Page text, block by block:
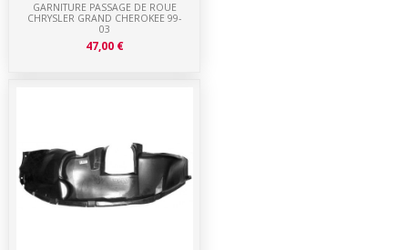
GARNITURE PASSAGE DE ROUE
CHRYSLER GRAND CHEROKEE 99-
03
47,00 €